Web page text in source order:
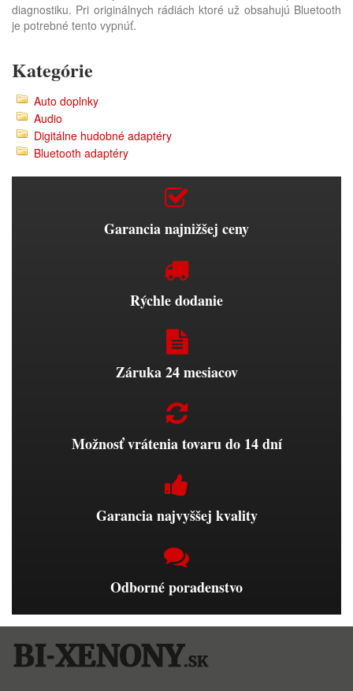
diagnostiku. Pri originálnych rádiách ktoré už obsahujú Bluetooth
je potrebné tento vypnúť.
Kategórie
Auto doplnky
Audio
Digitálne hudobné adaptéry
Bluetooth adaptéry
Garancia najnižšej ceny
Rýchle dodanie
Záruka 24 mesiacov
Možnosť vrátenia tovaru do 14 dní
Garancia najvyššej kvality
Odborné poradenstvo